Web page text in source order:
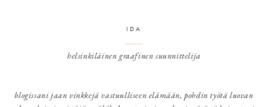
IDA
helsinkiläinen graafinen suunnittelija
blogissani jaan vinkkejä vastuulliseen elämään, pohdin työtä luovan